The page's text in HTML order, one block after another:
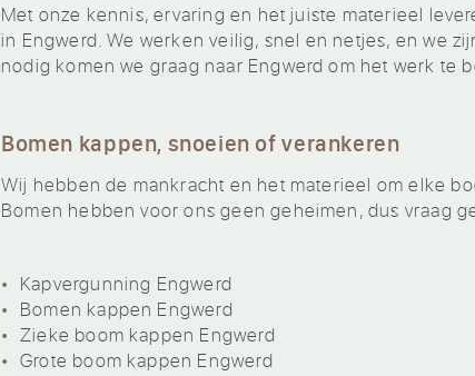
Met onze kennis, ervaring en het juiste materieel
in Engwerd. We werken veilig, snel en netjes, en we
nodig komen we graag naar Engwerd om het werk te
Bomen kappen, snoeien of verankeren
Wij hebben de mankracht en het materieel om elke
Bomen hebben voor ons geen geheimen, dus vraag
Kapvergunning Engwerd
Bomen kappen Engwerd
Zieke boom kappen Engwerd
Grote boom kappen Engwerd